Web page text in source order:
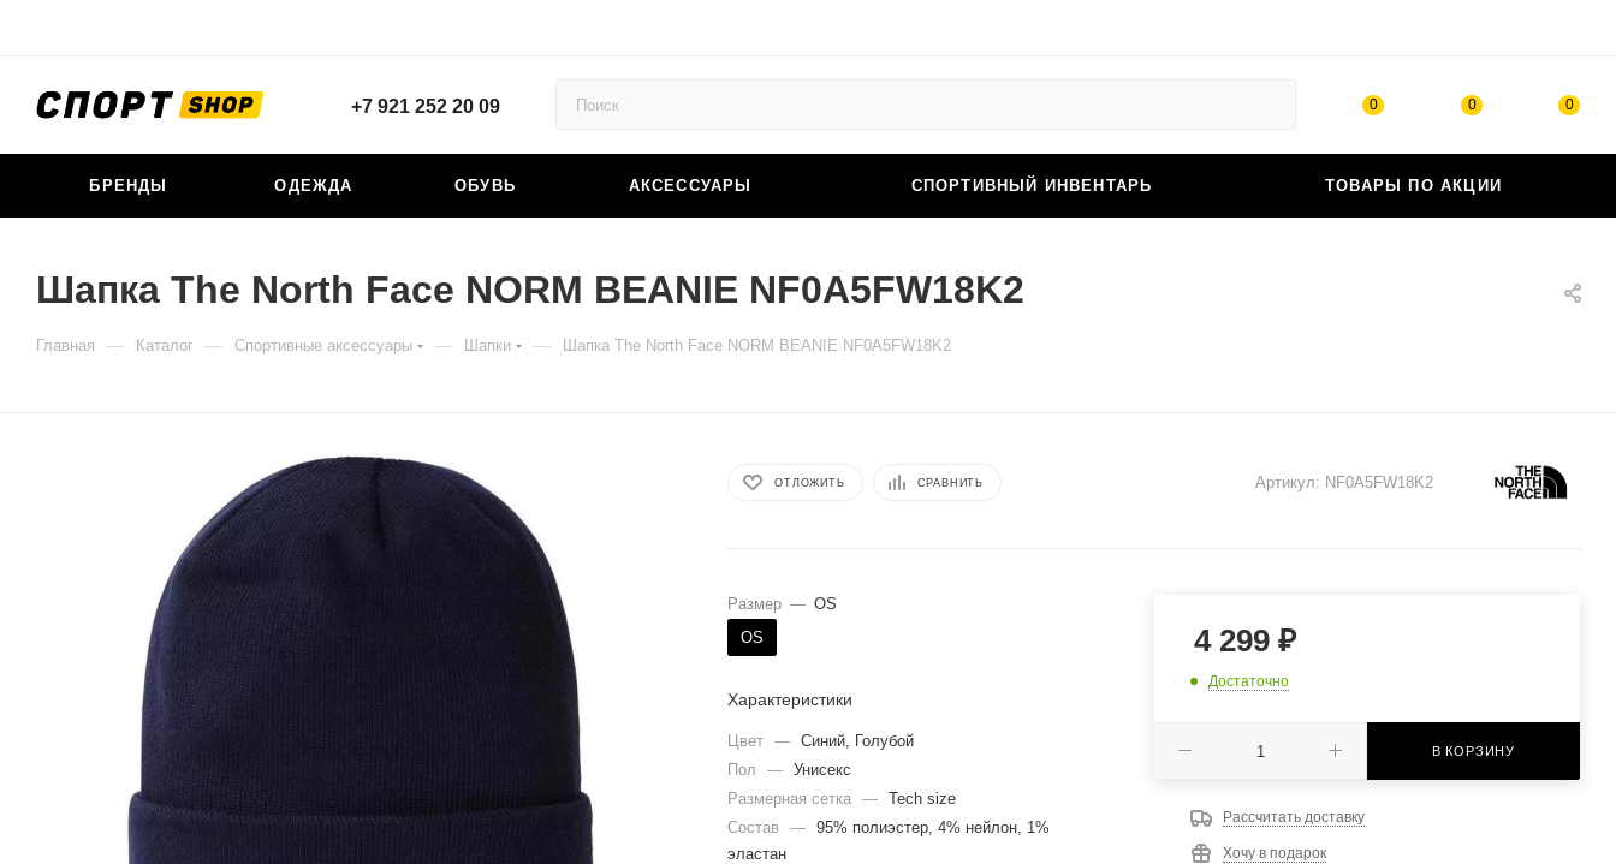
+7 921 252 20 09 0 0 0
БРЕНДЫ ОДЕЖДА ОБУВЬ АКСЕССУАРЫ СПОРТИВНЫЙ ИНВЕНТАРЬ ТОВАРЫ ПО АКЦИИ
Шапка The North Face NORM BEANIE NF0A5FW18K2
Главная — Каталог — Спортивные аксессуары — Шапки — Шапка The North Face NORM BEANIE NF0A5FW18K2
ОТЛОЖИТЬ СРАВНИТЬ Артикул: NF0A5FW18K2
Размер — OS
OS
Характеристики
Цвет —
Синий, Голубой
Пол
—
Унисекс
Размерная сетка
—
Tech size
Состав
—
95% полиэстер, 4% нейлон, 1%
эластан
4 299₽
Достаточно
В КОРЗИНУ
Рассчитать доставку
Хочу в подарок